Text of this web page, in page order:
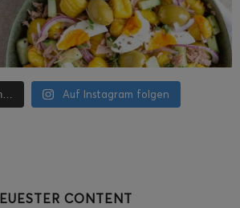
Auf Instagram folgen
CONTENT